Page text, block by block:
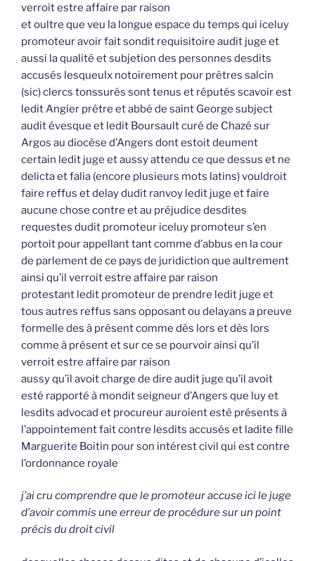
verroit estre affaire par raison
et oultre que veu la longue espace du temps qui iceluy
promoteur avoir fait sondit requisitoire audit juge et
aussi la qualité et subjetion des personnes desdits
accusés lesqueulx notoirement pour prêtres salcin
(sic) clercs tonssurés sont tenus et réputés scavoir est
ledit Angier prêtre et abbé de saint George subject
audit évesque et ledit Boursault curé de Chazé sur
Argos au diocèse d’Angers dont estoit deument
certain ledit juge et aussy attendu ce que dessus et ne
delicta et falia (encore plusieurs mots latins) vouldroit
faire reffus et delay dudit ranvoy ledit juge et faire
aucune chose contre et au préjudice desdites
requestes dudit promoteur iceluy promoteur s’en
portoit pour appellant tant comme d’abbus en la cour
de parlement de ce pays de juridiction que aultrement
ainsi qu’il verroit estre affaire par raison
protestant ledit promoteur de prendre ledit juge et
tous autres reffus sans opposant ou delayans a preuve
formelle des à présent comme dès lors et dès lors
comme à présent et sur ce se pourvoir ainsi qu’il
verroit estre affaire par raison
aussy qu’il avoit charge de dire audit juge qu’il avoit
esté rapporté à mondit seigneur d’Angers que luy et
lesdits advocad et procureur auroient esté présents à
l’appointement fait contre lesdits accusés et ladite fille
Marguerite Boitin pour son intérest civil qui est contre
l’ordonnance royale
j’ai cru comprendre que le promoteur accuse ici le juge
d’avoir commis une erreur de procédure sur un point
précis du droit civil